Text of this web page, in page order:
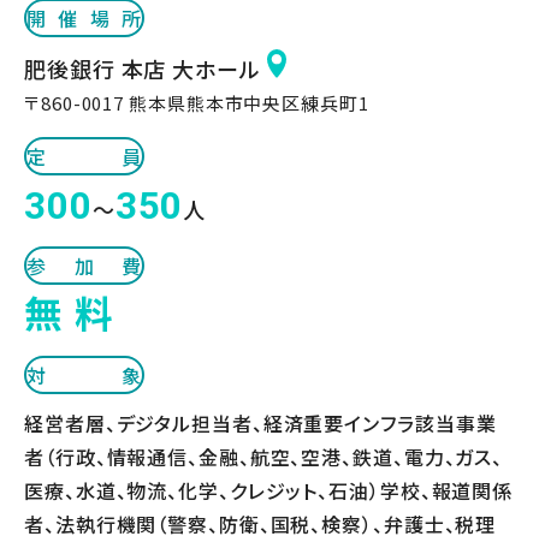
開催場所
肥後銀行 本店 大ホール
〒860-0017 熊本県熊本市中央区練兵町1
定員
300～350人
参加費
無 料
対象
経営者層、デジタル担当者、経済重要インフラ該当事業
者（行政、情報通信、金融、航空、空港、鉄道、電力、ガス、
医療、水道、物流、化学、クレジット、石油）学校、報道関係
者、法執行機関（警察、防衛、国税、検察）、弁護士、税理